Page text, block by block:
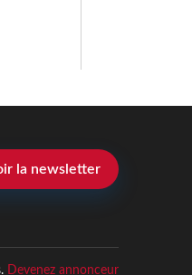
la newsletter
Devenez annonceur